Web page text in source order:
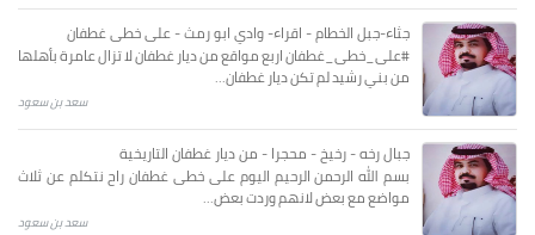
جثاء-جبل الخطام - اقراء- وادي ابو رمث - على خطى غطفان
#على_خطى_غطفان اربع مواقع من ديار غطفان لا تزال عامرة بأهلها
من بني رشيد لم تكن ديار غطفان...
سعد بن سعود
جبال رخه - رخيخ - محجرا - من ديار غطفان التاريخية
بسم الله الرحمن الرحيم اليوم على خطى غطفان راح نتكلم عن ثلاث
مواضع مع بعض لانهم وردت بعض...
سعد بن سعود